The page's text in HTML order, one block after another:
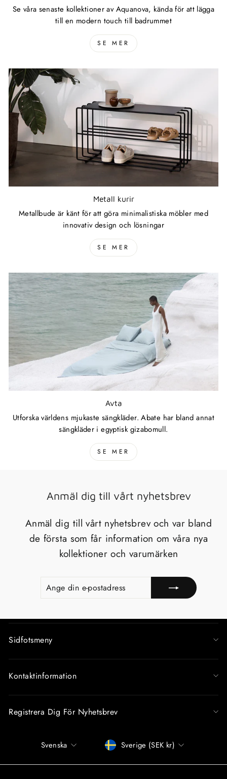
Se våra senaste kollektioner av Aquanova, kända för att lägga
till en modern touch till badrummet
SE MER
Metall kurir
Metallbude är känt för att göra minimalistiska möbler med
innovativ design och lösningar
SE MER
Avta
Utforska världens mjukaste sängkläder. Abate har bland annat
sängkläder i egyptisk gizabomull.
SE MER
Anmäl dig till vårt nyhetsbrev
Anmäl dig till vårt nyhetsbrev och var bland
de första som får information om våra nya
kollektioner och varumärken
DIN
E-
Sidfotsmeny
Kontaktinformation
Registrera Dig För Nyhetsbrev
Språk
Svenska Betalningssätt
Sverige (SEK kr)